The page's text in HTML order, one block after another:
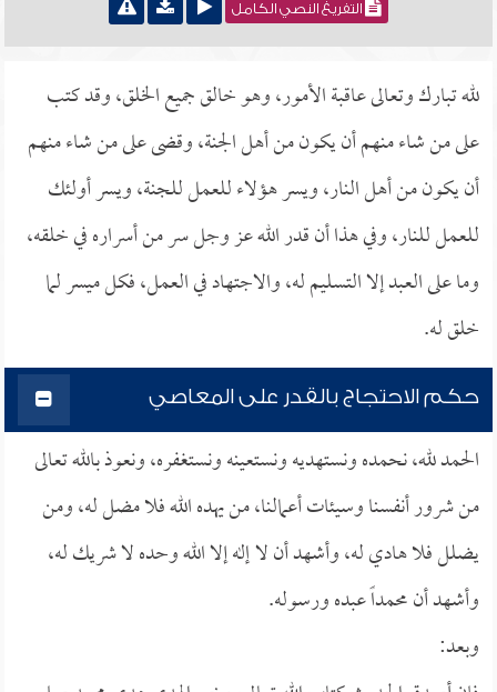
التفريغ النصي الكامل
لله تبارك وتعالى عاقبة الأمور، وهو خالق جميع الخلق، وقد كتب
على من شاء منهم أن يكون من أهل الجنة، وقضى على من شاء منهم
أن يكون من أهل النار، ويسر هؤلاء للعمل للجنة، ويسر أولئك
للعمل للنار، وفي هذا أن قدر الله عز وجل سر من أسراره في خلقه،
وما على العبد إلا التسليم له، والاجتهاد في العمل، فكل ميسر لما
خلق له.
حكم الاحتجاج بالقدر على المعاصي
الحمد لله، نحمده ونستهديه ونستعينه ونستغفره، ونعوذ بالله تعالى
من شرور أنفسنا وسيئات أعمالنا، من يهده الله فلا مضل له، ومن
يضلل فلا هادي له، وأشهد أن لا إله إلا الله وحده لا شريك له،
وأشهد أن محمداً عبده ورسوله.
وبعد: